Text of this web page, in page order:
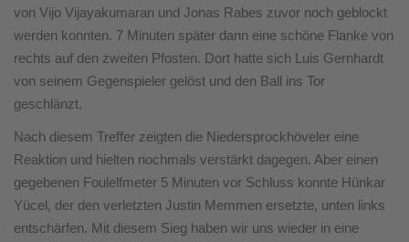
von Vijo Vijayakumaran und Jonas Rabes zuvor noch geblockt
werden konnten. 7 Minuten später dann eine schöne Flanke von
rechts auf den zweiten Pfosten. Dort hatte sich Luis Gernhardt
von seinem Gegenspieler gelöst und den Ball ins Tor
geschlänzt.
Nach diesem Treffer zeigten die Niedersprockhöveler eine
Reaktion und hielten nochmals verstärkt dagegen. Aber einen
gegebenen Foulelfmeter 5 Minuten vor Schluss konnte Hünkar
Yücel, der den verletzten Justin Memmen ersetzte, unten links
entschärfen. Mit diesem Sieg haben wir uns wieder in eine